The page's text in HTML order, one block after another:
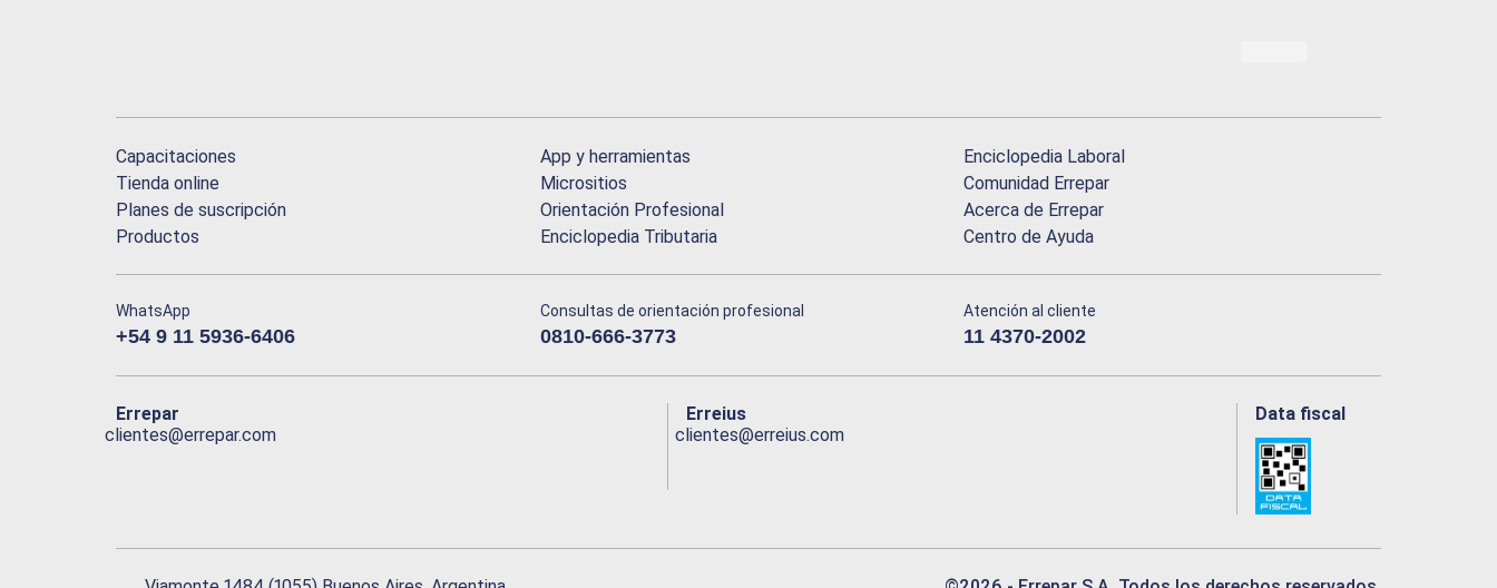
Capacitaciones
Tienda online
Planes de suscripción
Productos
App y herramientas
Micrositios
Orientación Profesional
Enciclopedia Tributaria
Enciclopedia Laboral
Comunidad Errepar
Acerca de Errepar
Centro de Ayuda
WhatsApp
+54 9 11 5936-6406
Consultas de orientación profesional
0810-666-3773
Atención al cliente
11 4370-2002
Errepar
clientes@errepar.com
Erreius
clientes@erreius.com
Data fiscal